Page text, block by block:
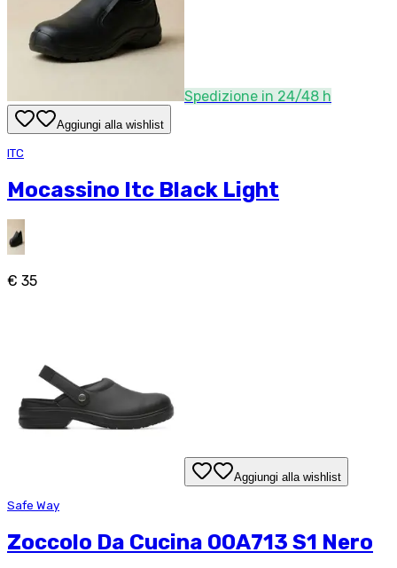
Spedizione in 24/48 h
Aggiungi alla wishlist
ITC
Mocassino Itc Black Light
€ 35
Aggiungi alla wishlist
Safe Way
Zoccolo Da Cucina 00A713 S1 Nero